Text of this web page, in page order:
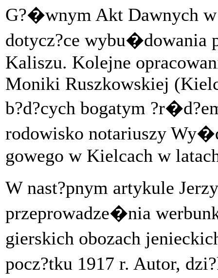
G?�wnym Akt Dawnych w
dotycz?ce wybu�dowania
Kaliszu. Kolejne
Moniki Ruszkowskiej
b?d?cych bogatym
rodowisko notariuszy
gowego w Kielcach w
W nast?pnym artykule
przeprowadze�nia
gierskich obozach
pocz?tku 1917 r. Autor,